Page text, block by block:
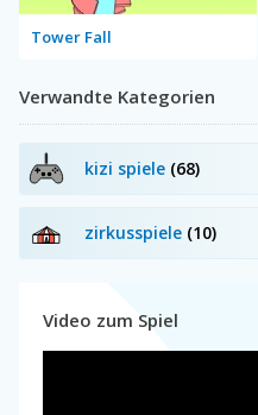
Tower Fall
Verwandte Kategorien
kizi spiele (68)
zirkusspiele (10)
Video zum Spiel